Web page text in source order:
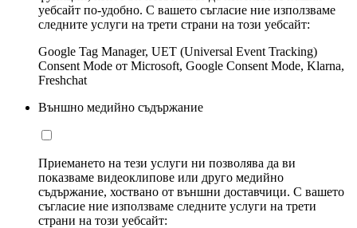
уебсайт по-удобно. С вашето съгласие ние използваме
следните услуги на трети страни на този уебсайт:
Google Tag Manager, UET (Universal Event Tracking)
Consent Mode от Microsoft, Google Consent Mode, Klarna,
Freshchat
Външно медийно съдържание
Приемането на тези услуги ни позволява да ви
показваме видеоклипове или друго медийно
съдържание, хоствано от външни доставчици. С вашето
съгласие ние използваме следните услуги на трети
страни на този уебсайт: